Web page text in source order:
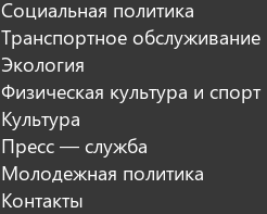
Социальная политика
Транспортное обслуживание
Экология
Физическая культура и спорт
Культура
Пресс — служба
Молодежная политика
Контакты